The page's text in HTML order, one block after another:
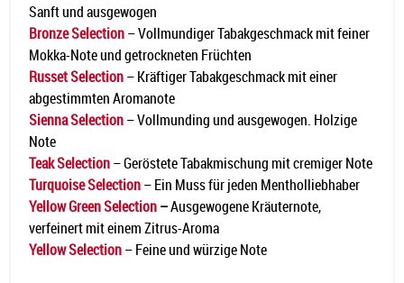
Sanft und ausgewogen
Bronze Selection– Vollmundiger Tabakgeschmack mit feiner
Mokka-Note und getrockneten Früchten
Russet Selection– Kräftiger Tabakgeschmack mit einer
abgestimmten Aromanote
Sienna Selection– Vollmunding und ausgewogen. Holzige
Note
Teak Selection– Geröstete Tabakmischung mit cremiger Note
Turquoise Selection– Ein Muss für jeden Mentholliebhaber
Yellow Green Selection–Ausgewogene Kräuternote,
verfeinert mit einem Zitrus-Aroma
Yellow Selection– Feine und würzige Note